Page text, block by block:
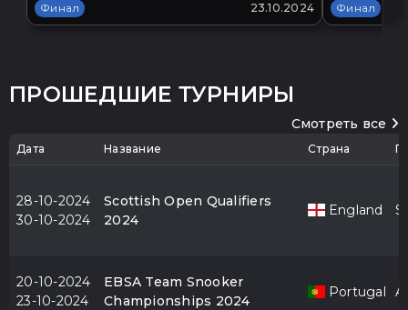
Финал 23.10.2024 Финал
ПРОШЕДШИЕ ТУРНИРЫ
Смотреть все
Дата Название Страна
28-10-2024
30-10-2024
Scottish Open Qualifiers
2024
England
20-10-2024
23-10-2024
EBSA Team Snooker
Championships 2024
Portugal